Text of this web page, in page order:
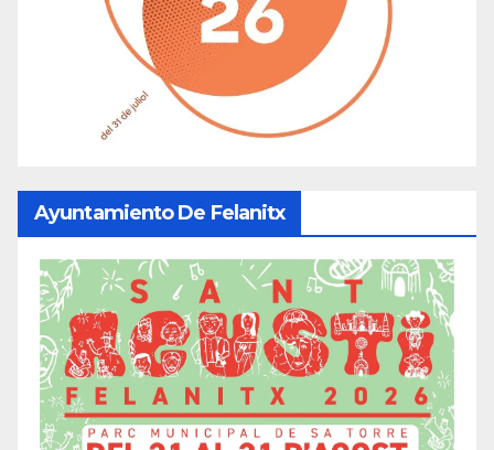
Ayuntamiento De Felanitx